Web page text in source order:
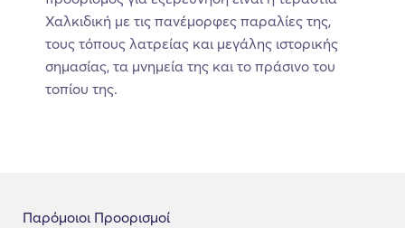
Χαλκιδική με τις πανέμορφες παραλίες της,
τους τόπους λατρείας και μεγάλης ιστορικής
σημασίας, τα μνημεία της και το πράσινο του
τοπίου της.
Παρόμοιοι Προορισμοί